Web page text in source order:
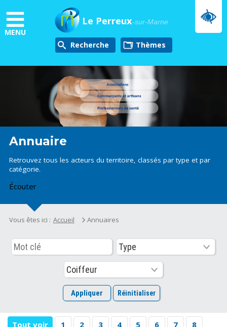
au
contenu
principal
MENU
Le Perreux-sur-Marne
Recherche thèmes
Annuaire
Retrouvez tous les acteurs du territoire, classés par type et par
catégorie.
Écouter
Vous êtes ici : Accueil Annuaires
Tout voir 1 2 3 4 5 6 7
8